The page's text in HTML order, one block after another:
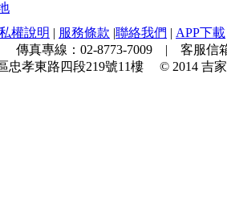
權說明 | 服務條款 |聯絡我們 | APP下載
真專線： 02-8773-7009 | 客服信
忠孝東路四段219號11樓 © 2014 吉